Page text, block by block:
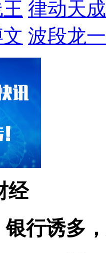
律动天成
波段龙一
经
行诱多